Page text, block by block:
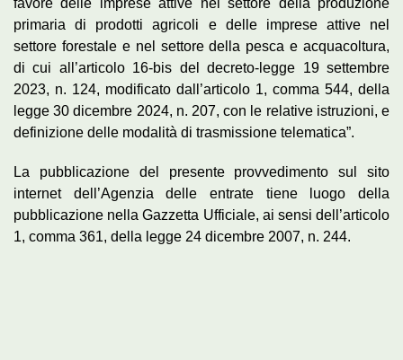
primaria di prodotti agricoli e delle imprese attive nel
settore forestale e nel settore della pesca e acquacoltura,
di cui all’articolo 16-bis del decreto-legge 19 settembre
2023, n. 124, modificato dall’articolo 1, comma 544, della
legge 30 dicembre 2024, n. 207, con le relative istruzioni, e
definizione delle modalità di trasmissione telematica”.
La pubblicazione del presente provvedimento sul sito
internet dell’Agenzia delle entrate tiene luogo della
pubblicazione nella Gazzetta Ufficiale, ai sensi dell’articolo
1, comma 361, della legge 24 dicembre 2007, n. 244.